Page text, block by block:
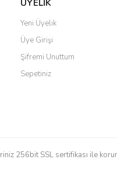
ÜYELİK
Yeni Üyelik
Üye Girişi
Şifremi Unuttum
Sepetiniz
256bit SSL sertifikası ile